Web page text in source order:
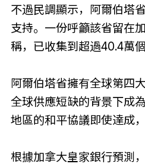
不過民調顯示，阿爾伯塔
支持。一份呼籲該省留在
稱，已收集到超過40.4萬個
阿爾伯塔省擁有全球第四
全球供應短缺的背景下成
地區的和平協議即使達成
根據加拿大皇家銀行預測